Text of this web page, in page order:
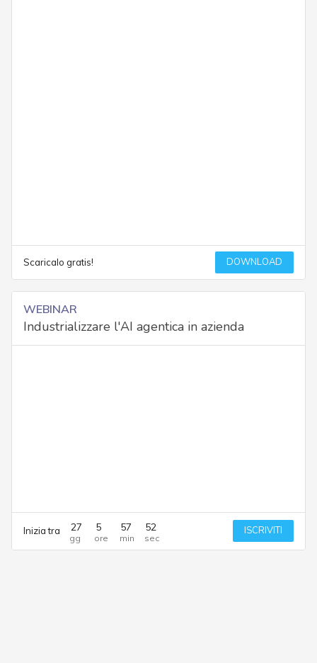
Scaricalo gratis! DOWNLOAD
WEBINAR
Industrializzare l'AI agentica in azienda
Inizia tra 27 5 57 52 ISCRIVITI